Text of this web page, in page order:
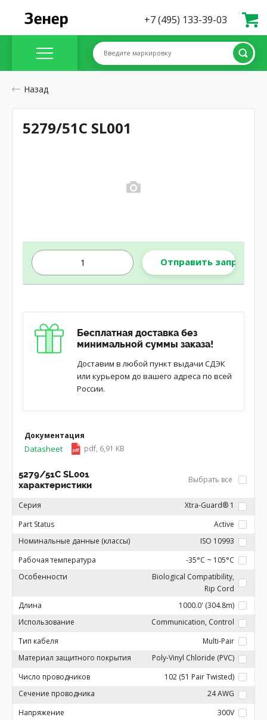
+7 (495) 133-39-03
Введите маркировку
Назад
Отправить запрос
Бесплатная доставка без
минимальной суммы заказа!
Доставим в любой пункт выдачи СДЭК
или курьером до вашего адреса по всей
России.
Документация
Datasheet pdf, 6,91 KB
5279/51C SL001
характеристики
Выбрать все
Серия
Xtra-Guard® 1
Part Status
Active
Номинальные данные (классы)
ISO 10993
Рабочая температура
-35°C ~ 105°C
Особенности
Biological Compatibility,
Rip Cord
Длина
1000.0' (304.8m)
Использование
Communication, Control
Тип кабеля
Multi-Pair
Материал защитного покрытия
Poly-Vinyl Chloride (PVC)
Число проводников
102 (51 Pair Twisted)
Сечение проводника
24 AWG
Напряжение
300V
5279/51C SL001